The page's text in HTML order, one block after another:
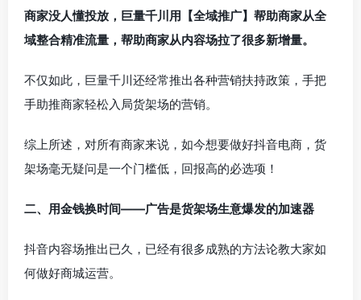
商家没人懂投放，巨量千川用【全域推广】帮助商家从全
域整合精准流量，帮助商家从内容场拉了很多新增量。
不仅如此，巨量千川还经常推出各种营销扶持政策，手把
手助推商家轻松入局货架场的营销。
综上所述，对所有商家来说，如今想要做好抖音电商，货
架场毫无疑问是一个门槛低，回报高的必选项！
二、用金钱换时间——广告是货架场生意爆发的加速器
抖音内容场推出已久，已经有很多成熟的方法论教大家如
何做好商城运营。